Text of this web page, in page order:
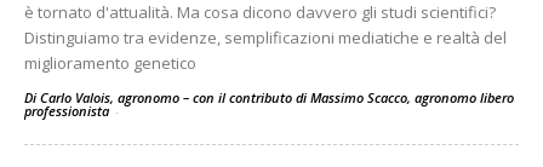
è tornato d'attualità. Ma cosa dicono davvero gli studi scientifici?
Distinguiamo tra evidenze, semplificazioni mediatiche e realtà del
miglioramento genetico
Di Carlo Valois, agronomo – con il contributo di Massimo Scacco, agronomo libero
professionista -